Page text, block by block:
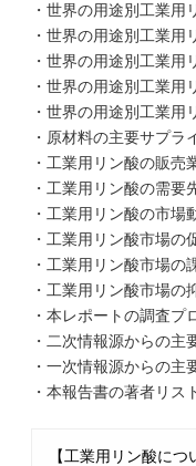
・世界の用途別工業用
・世界の用途別工業用
・世界の用途別工業用
・世界の用途別工業用
・世界の用途別工業用
・原材料の主要サプラ
・工業用リン酸の販売
・工業用リン酸の需要
・工業用リン酸の市場
・工業用リン酸市場の
・工業用リン酸市場の
・工業用リン酸市場の
・本レポートの調査プ
・二次情報源からの主
・一次情報源からの主
・本報告書の著者リス
【工業用リン酸につ